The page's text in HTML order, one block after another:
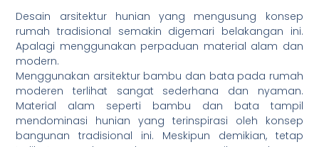
Desain arsitektur hunian yang mengusung konsep
rumah tradisional semakin digemari belakangan ini.
Apalagi menggunakan perpaduan material alam dan
modern.
Menggunakan arsitektur bambu dan bata pada rumah
moderen terlihat sangat sederhana dan nyaman.
Material alam seperti bambu dan bata tampil
mendominasi hunian yang terinspirasi oleh konsep
bangunan tradisional ini. Meskipun demikian, tetap